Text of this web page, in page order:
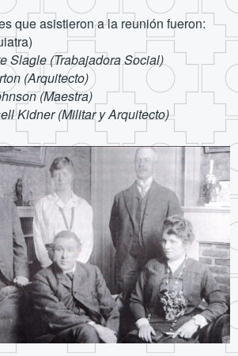
que asistieron a la reunión fueron:
Slagle (Trabajadora Social)
(Arquitecto)
(Maestra)
Kidner (Militar y Arquitecto)